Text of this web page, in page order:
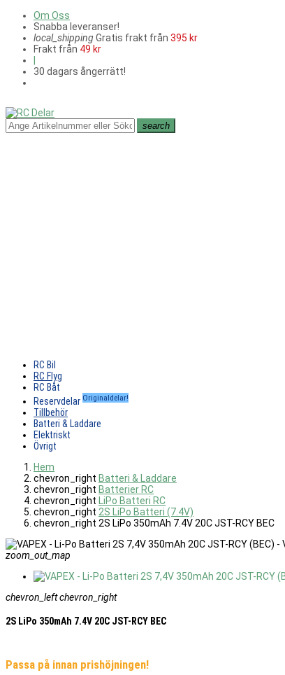
Om Oss
Snabba leveranser!
local_shippingGratis frakt från 395 kr
Frakt från 49 kr
30 dagars ångerrätt!
search
RC Bil
RC Flyg
RC Båt
Reservdelar Originaldelar!
Tillbehör
Batteri & Laddare
Elektriskt
Övrigt
Hem
chevron_right Batteri & Laddare
chevron_right Batterier RC
chevron_right
LiPo Batteri RC
chevron_right 2S LiPo Batteri (7.4V)
chevron_right 2S LiPo 350mAh 7.4V 20C JST-RCY BEC
zoom_out_map
chevron_leftchevron_right
2S LiPo 350mAh 7.4V 20C JST-RCY BEC
Passa på innan prishöjningen!